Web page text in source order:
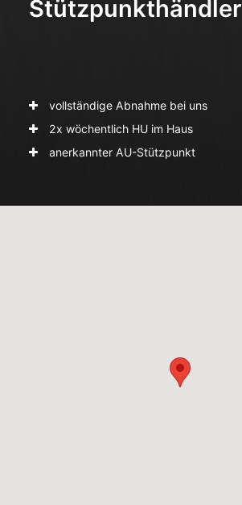
Stützpunkthändler
vollständige Abnahme bei uns
2x wöchentlich HU im Haus
anerkannter AU-Stützpunkt